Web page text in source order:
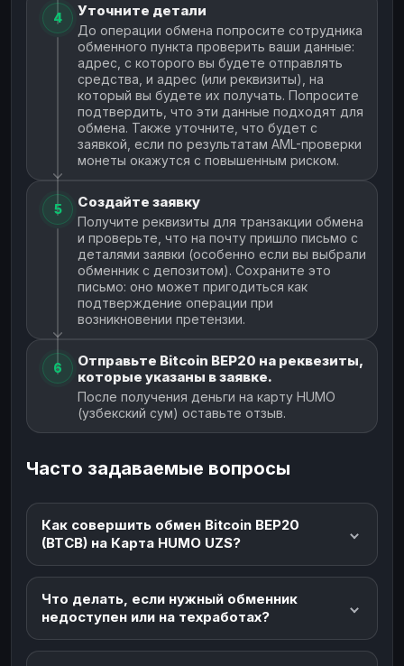
4 Уточните детали
До операции обмена попросите сотрудника
обменного пункта проверить ваши данные:
адрес, с которого вы будете отправлять
средства, и адрес (или реквизиты), на
который вы будете их получать. Попросите
подтвердить, что эти данные подходят для
обмена. Также уточните, что будет с
заявкой, если по результатам AML-проверки
монеты окажутся с повышенным риском.
5 Создайте заявку
Получите реквизиты для транзакции обмена
и проверьте, что на почту пришло письмо с
деталями заявки (особенно если вы выбрали
обменник с депозитом). Сохраните это
письмо: оно может пригодиться как
подтверждение операции при
возникновении претензии.
6
Отправьте Bitcoin BEP20 на реквезиты,
которые указаны в заявке.
После получения деньги на карту HUMO
(узбекский сум) оставьте отзыв.
Часто задаваемые вопросы
Как совершить обмен Bitcoin BEP20
(BTCB) на Карта HUMO UZS?
Что делать, если нужный обменник
недоступен или на техработах?